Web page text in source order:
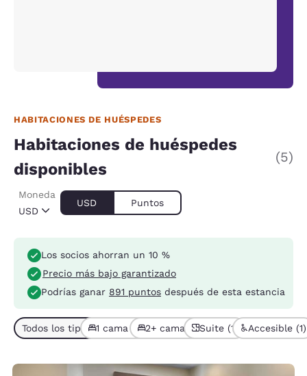
HABITACIONES DE HUÉSPEDES
Habitaciones de huéspedes
disponibles
(5)
USD
Moneda
USD Puntos
Los socios ahorran un 10 %
Precio más bajo garantizado
Podrías ganar 891 puntos después de esta estancia
Todos los tipos de habitación (5)
1 cama (3)2+ camas (2)Suite (1) Accesible (1)